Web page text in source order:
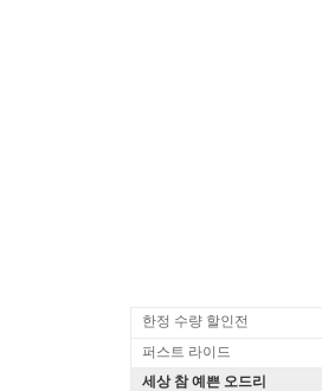
한정 수량 할인전
퍼스트 라이드
세상 참 예쁜 오드리